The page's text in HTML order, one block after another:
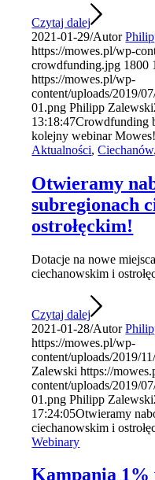
Czytaj dalej
2021-01-29/Autor
https://mowes.pl/wp-
crowdfunding.jpg 1800
https://mowes.pl/wp-
content/uploads/2019/
01.png Philipp Zalewski
13:18:47Crowdfunding
kolejny webinar Mowes!
Aktualności,Ciechanów
Otwieramy
subregionach
ostrołęckim!
Dotacje na nowe
ciechanowskim i
Czytaj dalej
2021-01-28/Autor
https://mowes.pl/wp-
content/uploads/2019/
Zalewski https://
content/uploads/2019/
01.png Philipp Zalewski
17:24:05Otwieramy
ciechanowskim i
Webinary
Kampania 1%